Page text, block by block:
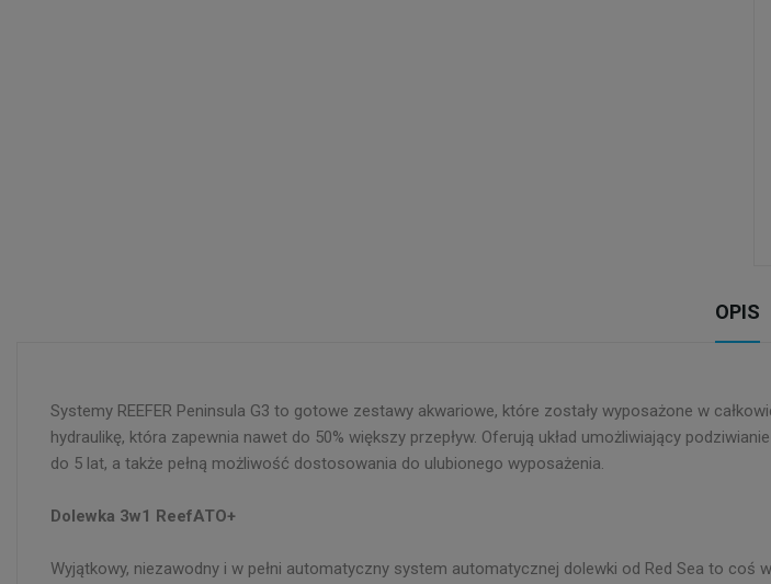
OPIS
Systemy REEFER Peninsula G3 to gotowe zestawy akwariowe, które zostały wyposażone w
hydraulikę, która zapewnia nawet do 50% większy przepływ. Oferują układ umożliwiający
do 5 lat, a także pełną możliwość dostosowania do ulubionego wyposażenia.
Dolewka 3w1 ReefATO+
Wyjątkowy, niezawodny i w pełni automatyczny system automatycznej dolewki od Red Sea to